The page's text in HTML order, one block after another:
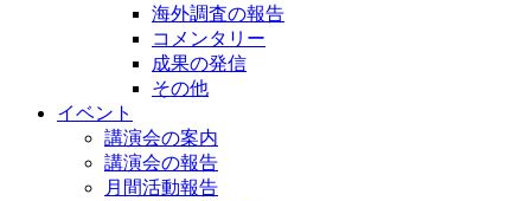
海外調査の報告
コメンタリー
成果の発信
その他
イベント
講演会の案内
講演会の報告
月間活動報告